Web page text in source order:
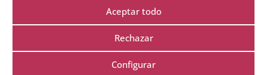
Aceptar todo
Rechazar
Configurar